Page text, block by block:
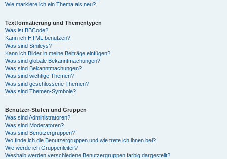
Wie markiere ich ein Thema als neu?
Textformatierung und Thementypen
Was ist BBCode?
Kann ich HTML benutzen?
Was sind Smileys?
Kann ich Bilder in meine Beiträge einfügen?
Was sind globale Bekanntmachungen?
Was sind Bekanntmachungen?
Was sind wichtige Themen?
Was sind geschlossene Themen?
Was sind Themen-Symbole?
Benutzer-Stufen und Gruppen
Was sind Administratoren?
Was sind Moderatoren?
Was sind Benutzergruppen?
Wo finde ich die Benutzergruppen und wie trete ich ihnen bei?
Wie werde ich Gruppenleiter?
Weshalb werden verschiedene Benutzergruppen farbig dargestellt?